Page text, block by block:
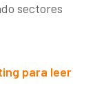
sectores
para leer